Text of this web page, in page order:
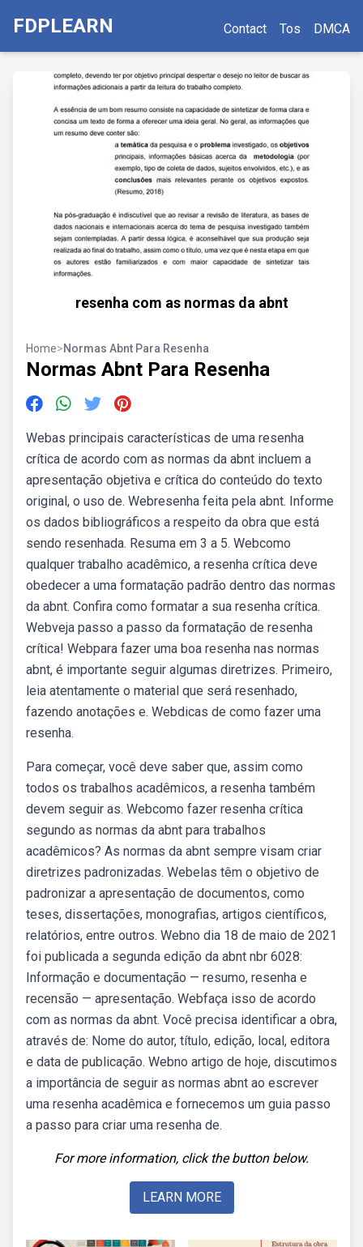
FDPLEARN Contact Tos DMCA
resenha com as normas da abnt
Home>Normas Abnt Para Resenha
Normas Abnt Para Resenha
Webas principais características de uma resenha
crítica de acordo com as normas da abnt incluem a
apresentação objetiva e crítica do conteúdo do texto
original, o uso de. Webresenha feita pela abnt. Informe
os dados bibliográficos a respeito da obra que está
sendo resenhada. Resuma em 3 a 5. Webcomo
qualquer trabalho acadêmico, a resenha crítica deve
obedecer a uma formatação padrão dentro das normas
da abnt. Confira como formatar a sua resenha crítica.
Webveja passo a passo da formatação de resenha
crítica! Webpara fazer uma boa resenha nas normas
abnt, é importante seguir algumas diretrizes. Primeiro,
leia atentamente o material que será resenhado,
fazendo anotações e. Webdicas de como fazer uma
resenha.
Para começar, você deve saber que, assim como
todos os trabalhos acadêmicos, a resenha também
devem seguir as. Webcomo fazer resenha crítica
segundo as normas da abnt para trabalhos
acadêmicos? As normas da abnt sempre visam criar
diretrizes padronizadas. Webelas têm o objetivo de
padronizar a apresentação de documentos, como
teses, dissertações, monografias, artigos científicos,
relatórios, entre outros. Webno dia 18 de maio de 2021
foi publicada a segunda edição da abnt nbr 6028:
Informação e documentação — resumo, resenha e
recensão — apresentação. Webfaça isso de acordo
com as normas da abnt. Você precisa identificar a obra,
através de: Nome do autor, título, edição, local, editora
e data de publicação. Webno artigo de hoje, discutimos
a importância de seguir as normas abnt ao escrever
uma resenha acadêmica e fornecemos um guia passo
a passo para criar uma resenha de.
For more information, click the button below.
LEARN MORE